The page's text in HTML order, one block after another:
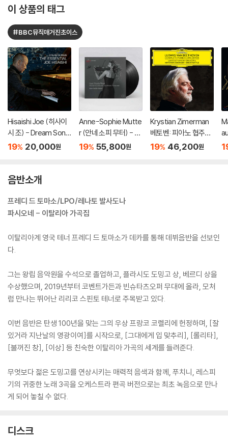
이 상품의 태그
#BBC뮤직매거진초이스
Hisaishi Joe (히사이
시 조) - Dream Song
s: The Essential Joe
19% 20,000원
Anne-Sophie Mutte
r (안네 소피 무터) - Ea
st Meets West [2L
19% 55,800원
Krystian Zimerman
베토벤: 피아노 협주곡
전곡 - 크리스티안 지
19% 46,200원
음반소개
프레디 드 토마소/LPO/레나토 발사도나
파시오네 - 이탈리아 가곡집
이탈리아계 영국 테너 프레디 드 토마소가 데카를 통해 데뷔음반을 선보인
다.
그는 왕립 음악원을 수석으로 졸업하고, 플라시도 도밍고 상, 베르디 상을
수상했으며, 2019년부터 코벤트가든과 빈슈타츠오퍼 무대에 올라, 모처
럼 만나는 뛰어난 리리코 스핀토 테너로 주목받고 있다.
이번 음반은 탄생 100년을 맞는 그의 우상 프랑코 코렐리에 헌정하며, [잘
있거라 지난날의 영광이여]를 시작으로, [그대에게 입 맞추리], [롤리타],
[불꺼진 창], [이상] 등 친숙한 이탈리아 가곡의 세계를 들려준다.
무엇보다 젊은 도밍고를 연상시키는 매력적 음색과 함께, 푸치니, 레스피
기의 귀중한 노래 3곡을 오케스트라 편곡 버전으로는 최초 녹음으로 만나
게 되어 놓칠 수 없다.
디스크